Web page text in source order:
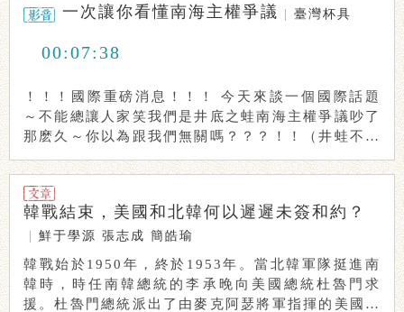
一次讓你看懂南海主權爭議 | 臺灣杯具
00:07:38
！！！國際重磅消息！！！ 今天來談一個國際話題
～不能總讓人家笑我們是井底之蛙南海主權爭議吵了
那麽久～你以為跟我們無關嗎？？？！！（井蛙不要
韓戰結束，美國和北韓何以遲遲未簽和約？
鮮于學源 張志成 簡皓瑜
韓戰始於1950年，終於1953年。當北韓軍隊挺進南
韓時，時任南韓總統的李承晚向美國總統杜魯門求
援。杜魯門總統派出了由麥克阿瑟將軍指揮的美國軍